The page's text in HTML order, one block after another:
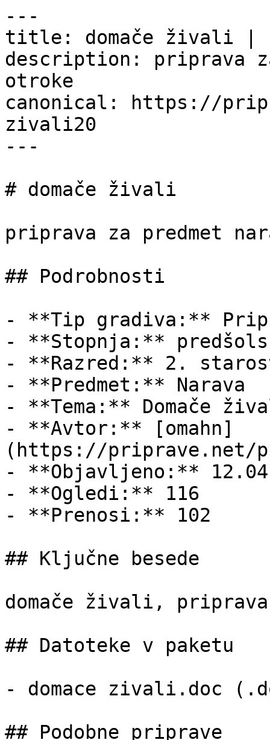
---
title: domače živali |
description: priprava
otroke
canonical: https://
zivali20
---
# domače živali
priprava za predmet
## Podrobnosti
- **Tip gradiva:**
- **Stopnja:**
- **Razred:** 2.
- **Predmet:** Narava
- **Tema:** Domače
- **Avtor:** [omahn]
(https://priprave.net/
- **Objavljeno:**
- **Ogledi:** 116
- **Prenosi:** 102
## Ključne besede
domače živali, priprava
## Datoteke v paketu
- domace zivali.doc
## Podobne priprave